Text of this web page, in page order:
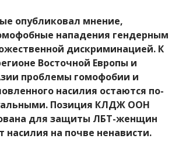
опубликовал мнение,
нападения гендерным
дискриминацией. К
Восточной Европы и
проблемы гомофобии и
насилия остаются по-
Позиция КЛДЖ ООН
для защиты ЛБТ-женщин
насилия на почве ненависти.